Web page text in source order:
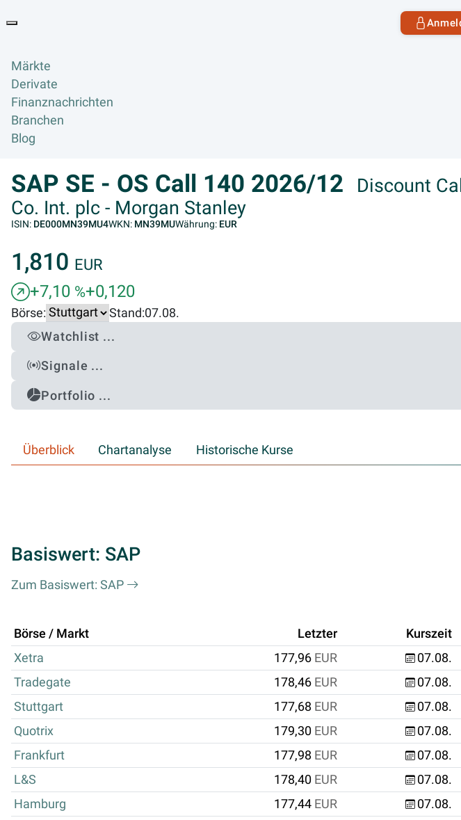
Märkte
Derivate
Finanznachrichten
Branchen
Blog
SAP SE - OS Call 140 2026/12
Discount
Co. Int. plc - Morgan Stanley
ISIN: DE000MN39MU4WKN: MN39MUWährung: EUR
1,810 EUR
+7,10 %+0,120
Börse: Stand:07.08.
Watchlist ...
Signale ...
Portfolio ...
Überblick Chartanalyse Historische Kurse
Basiswert: SAP
Zum Basiswert: SAP
Börse / Markt Letzter Kurszeit
Xetra
177,96 EUR 07.08.
Tradegate
178,46 EUR 07.08.
Stuttgart
177,68 EUR 07.08.
Quotrix
179,30 EUR 07.08.
Frankfurt
177,98 EUR 07.08.
L&S
178,40 EUR 07.08.
Hamburg
177,44 EUR 07.08.